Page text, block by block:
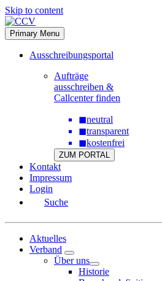
Skip to content
Primary Menu
Ausschreibungsportal
Aufträge
ausschreiben &
Callcenter finden
◼neutral
◼transparent
◼kostenfrei
ZUM PORTAL
Kontakt
Impressum
Login
Suche
Aktuelles
Verband
Über uns
Historie